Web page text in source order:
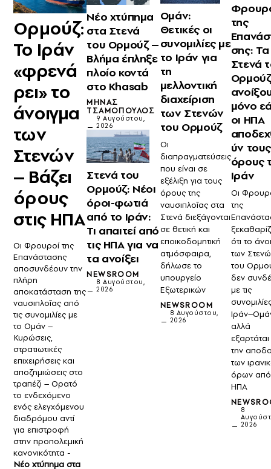
Ορμούζ:
Το Ιράν
«φρενά
ρει» το
άνοιγμα
των
Στενών
– Βάζει
όρους
στις ΗΠΑ
Οι Φρουροί της
Επανάστασης
αποσυνδέουν την
πλήρη
αποκατάσταση της
ναυσιπλοΐας από
τις συνομιλίες με
το Ομάν –
Κυρώσεις,
στρατιωτικές
επιχειρήσεις και
αποζημιώσεις στο
τραπέζι – Ορατό
το ενδεχόμενο
ενός ελεγχόμενου
διαδρόμου αντί
για επιστροφή
στην προπολεμική
κανονικότητα -
Νέο χτύπημα στα
Νέο χτύπημα
στα Στενά
του Ορμούζ –
Βλήμα έπληξε
πλοίο κοντά
στο Khasab
ΜΗΝΆΣ
ΤΣΑΜΌΠΟΥΛΟΣ
9 Αυγούστου,
2026
Στενά του
Ορμούζ: Νέοι
όροι-φωτιά
από το Ιράν:
Τι απαιτεί από
τις ΗΠΑ για να
τα ανοίξει
NEWSROOM
8 Αυγούστου,
2026
Ομάν:
Θετικές οι
συνομιλίες με
το Ιράν για
τη
μελλοντική
διαχείριση
των Στενών
του Ορμούζ
Οι
διαπραγματεύσεις
που είναι σε
εξέλιξη για τους
όρους της
ναυσιπλοΐας στα
Στενά διεξάγονται
σε θετική και
εποικοδομητική
ατμόσφαιρα,
δήλωσε το
υπουργείο
Εξωτερικών
NEWSROOM
8 Αυγούστου,
2026
της
σης: Τα
Στενά
μόνο
οι ΗΠΑ
ύν τους
όρους
Ιράν
Οι
της
ότι το
των
του
δεν
με τις
αλλά
την
των
όρων από
ΗΠΑ
8
2026